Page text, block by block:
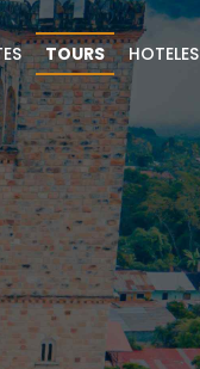
TOURS HOTELES